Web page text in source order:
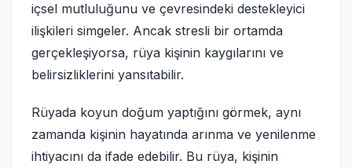
içsel mutluluğunu ve çevresindeki destekleyici
ilişkileri simgeler. Ancak stresli bir ortamda
gerçekleşiyorsa, rüya kişinin kaygılarını ve
belirsizliklerini yansıtabilir.
Rüyada koyun doğum yaptığını görmek, aynı
zamanda kişinin hayatında arınma ve yenilenme
ihtiyacını da ifade edebilir. Bu rüya, kişinin